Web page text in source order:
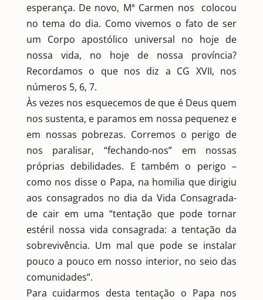
esperança. De novo, Mª Carmen nos colocou
no tema do dia. Como vivemos o fato de ser
um Corpo apostólico universal no hoje de
nossa vida, no hoje de nossa província?
Recordamos o que nos diz a CG XVII, nos
números 5, 6, 7.
Às vezes nos esquecemos de que é Deus quem
nos sustenta, e paramos em nossa pequenez e
em nossas pobrezas. Corremos o perigo de
nos paralisar, “fechando-nos” em nossas
próprias debilidades. E também o perigo –
como nos disse o Papa, na homilia que dirigiu
aos consagrados no dia da Vida Consagrada-
de cair em uma “tentação que pode tornar
estéril nossa vida consagrada: a tentação da
sobrevivência. Um mal que pode se instalar
pouco a pouco em nosso interior, no seio das
comunidades”.
Para cuidarmos desta tentação o Papa nos